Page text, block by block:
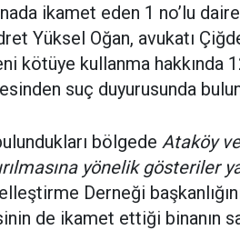
ikamet eden 1 no’lu
Yüksel Oğan, avukatı
kötüye kullanma hakkında
suç duyurusunda
bölgede Ataköy
yönelik gösteriler
Derneği
de ikamet ettiği binanın